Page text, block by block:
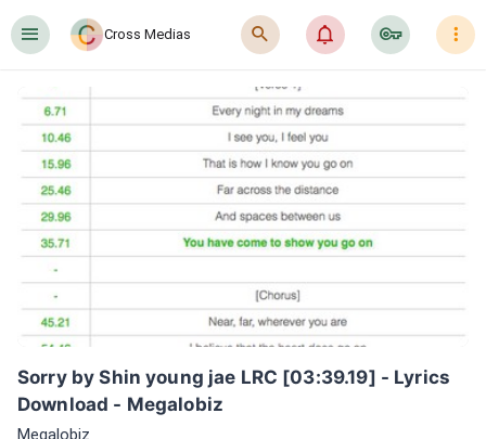
󰍜 Cross Medias 󰍉 󰂜 󰷖 󰇙
Sorry by Shin young jae LRC [03:39.19] - Lyrics
Download - Megalobiz
Megalobiz